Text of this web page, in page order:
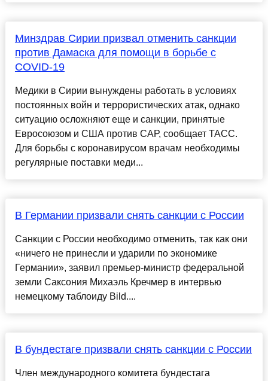
Минздрав Сирии призвал отменить санкции
против Дамаска для помощи в борьбе с
COVID-19
Медики в Сирии вынуждены работать в условиях
постоянных войн и террористических атак, однако
ситуацию осложняют еще и санкции, принятые
Евросоюзом и США против САР, сообщает ТАСС.
Для борьбы с коронавирусом врачам необходимы
регулярные поставки меди...
В Германии призвали снять санкции с России
Санкции с России необходимо отменить, так как они
«ничего не принесли и ударили по экономике
Германии», заявил премьер-министр федеральной
земли Саксония Михаэль Кречмер в интервью
немецкому таблоиду Bild....
В бундестаге призвали снять санкции с России
Член международного комитета бундестага